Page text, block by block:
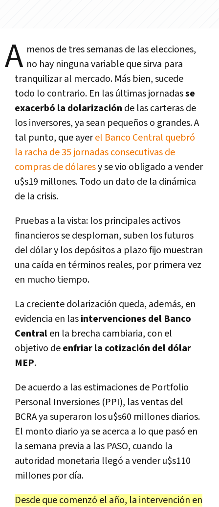
A menos de tres semanas de las elecciones,
no hay ninguna variable que sirva para
tranquilizar al mercado. Más bien, sucede
todo lo contrario. En las últimas jornadasse
exacerbó la dolarización de las carteras de
los inversores, ya sean pequeños o grandes. A
tal punto, que ayerel Banco Central quebró
la racha de 35 jornadas consecutivas de
compras de dólaresy se vio obligado a vender
u$s19 millones. Todo un dato de la dinámica
de la crisis.
Pruebas a la vista: los principales activos
financieros se desploman, suben los futuros
del dólar y los depósitos a plazo fijo muestran
una caída en términos reales, por primera vez
en mucho tiempo.
La creciente dolarización queda, además, en
evidencia en lasintervenciones del Banco
Centralen la brecha cambiaria, con el
objetivo deenfriar la cotización del dólar
MEP.
De acuerdo a las estimaciones de Portfolio
Personal Inversiones (PPI), las ventas del
BCRA ya superaron los u$s60 millones diarios.
El monto diario ya se acerca a lo que pasó en
la semana previa a las PASO, cuando la
autoridad monetaria llegó a vender u$s110
millones por día.
Desde que comenzó el año, la intervención en